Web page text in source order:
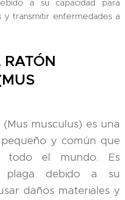
a su capacidad para
y transmitir enfermedades a
RATÓN
musculus) es una
y común que
todo el mundo. Es
plaga debido a su
daños materiales y